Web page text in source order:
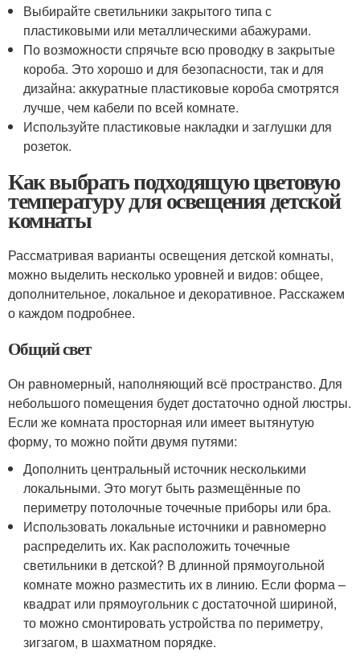
Выбирайте светильники закрытого типа с
пластиковыми или металлическими абажурами.
По возможности спрячьте всю проводку в закрытые
короба. Это хорошо и для безопасности, так и для
дизайна: аккуратные пластиковые короба смотрятся
лучше, чем кабели по всей комнате.
Используйте пластиковые накладки и заглушки для
розеток.
Как выбрать подходящую цветовую
температуру для освещения детской
комнаты
Рассматривая варианты освещения детской комнаты,
можно выделить несколько уровней и видов: общее,
дополнительное, локальное и декоративное. Расскажем
о каждом подробнее.
Общий свет
Он равномерный, наполняющий всё пространство. Для
небольшого помещения будет достаточно одной люстры.
Если же комната просторная или имеет вытянутую
форму, то можно пойти двумя путями:
Дополнить центральный источник несколькими
локальными. Это могут быть размещённые по
периметру потолочные точечные приборы или бра.
Использовать локальные источники и равномерно
распределить их. Как расположить точечные
светильники в детской? В длинной прямоугольной
комнате можно разместить их в линию. Если форма –
квадрат или прямоугольник с достаточной шириной,
то можно смонтировать устройства по периметру,
зигзагом, в шахматном порядке.